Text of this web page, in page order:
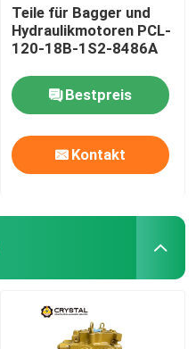
Teile für Bagger und
Hydraulikmotoren PCL-
120-18B-1S2-8486A
Bestpreis
Kontakt